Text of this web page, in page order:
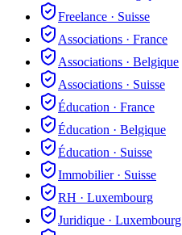
Freelance · Suisse
Associations · France
Associations · Belgique
Associations · Suisse
Éducation · France
Éducation · Belgique
Éducation · Suisse
Immobilier· Suisse
RH · Luxembourg
Juridique · Luxembourg